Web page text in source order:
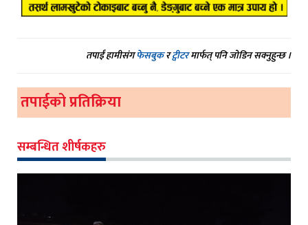
तपाईं हामीसंगफेसबुकरट्वीटरमार्फत् पनि जोडिन सक्नुहुन्छ ।
तपाईको प्रतिक्रिया
सम्बन्धित शीर्षकहरु